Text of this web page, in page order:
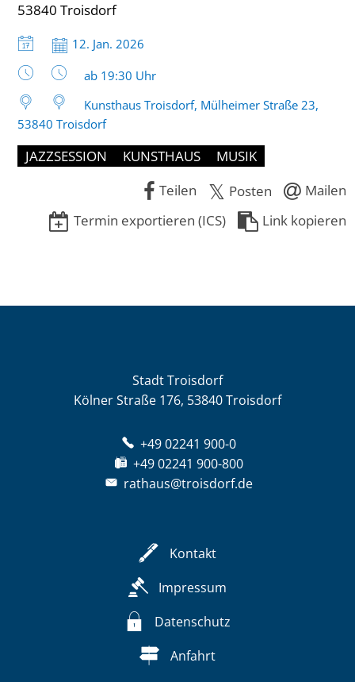
53840 Troisdorf
Datum:
12. Jan. 2026
Uhrzeit:
ab 19:30 Uhr
Kunsthaus Troisdorf, Mülheimer Straße 23,
53840 Troisdorf
JAZZSESSION KUNSTHAUS
MUSIK
Teilen
Posten
Mailen
Termin exportieren (ICS)
Link kopieren
Stadt Troisdorf
Kölner Straße 176, 53840 Troisdorf
+49 02241 900-0
+49 02241 900-800
rathaus@troisdorf.de
Kontakt
Impressum
Datenschutz
Anfahrt